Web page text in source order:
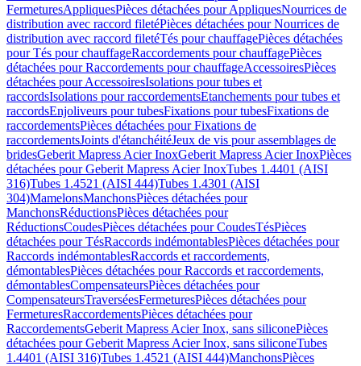
FermeturesAppliquesPièces détachées pour AppliquesNourrices de
distribution avec raccord filetéPièces détachées pour Nourrices de
distribution avec raccord filetéTés pour chauffagePièces détachées
pour Tés pour chauffageRaccordements pour chauffagePièces
détachées pour Raccordements pour chauffageAccessoiresPièces
détachées pour AccessoiresIsolations pour tubes et
raccordsIsolations pour raccordementsEtanchements pour tubes et
raccordsEnjoliveurs pour tubesFixations pour tubesFixations de
raccordementsPièces détachées pour Fixations de
raccordementsJoints d'étanchéitéJeux de vis pour assemblages de
bridesGeberit Mapress Acier InoxGeberit Mapress Acier InoxPièces
détachées pour Geberit Mapress Acier InoxTubes 1.4401 (AISI
316)Tubes 1.4521 (AISI 444)Tubes 1.4301 (AISI
304)MamelonsManchonsPièces détachées pour
ManchonsRéductionsPièces détachées pour
RéductionsCoudesPièces détachées pour CoudesTésPièces
détachées pour TésRaccords indémontablesPièces détachées pour
Raccords indémontablesRaccords et raccordements,
démontablesPièces détachées pour Raccords et raccordements,
démontablesCompensateursPièces détachées pour
CompensateursTraverséesFermeturesPièces détachées pour
FermeturesRaccordementsPièces détachées pour
RaccordementsGeberit Mapress Acier Inox, sans siliconePièces
détachées pour Geberit Mapress Acier Inox, sans siliconeTubes
1.4401 (AISI 316)Tubes 1.4521 (AISI 444)ManchonsPièces